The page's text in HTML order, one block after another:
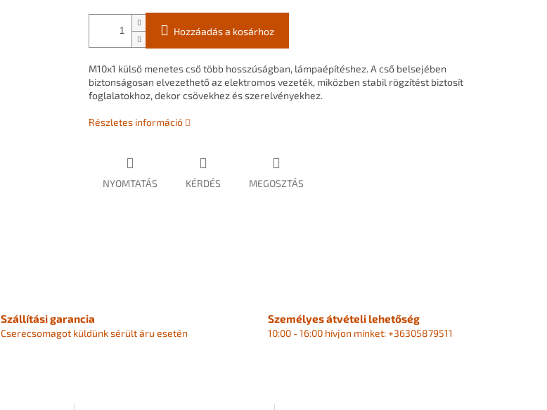
Hozzáadás a kosárhoz
M10x1 külső menetescsőtöbb hosszúságban, lámpaépítéshez.Acső belsejében
biztonságosan elvezethetőazelektromosvezeték, miközben stabil rögzítést biztosít
foglalatokhoz,dekorcsövekhezésszerelvényekhez.
Részletes információ
NYOMTATÁS KÉRDÉS MEGOSZTÁS
Szállítási garancia
Cserecsomagot küldünk sérült áru esetén
Személyes átvételi lehetőség
10:00 - 16:00 hívjon minket: +36305879511